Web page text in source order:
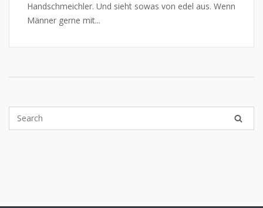
Handschmeichler. Und sieht sowas von edel aus. Wenn
Männer gerne mit...